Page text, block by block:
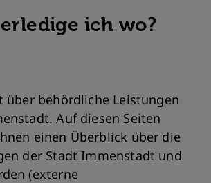
ich wo?
über behördliche Leistungen
Auf diesen Seiten
einen Überblick über die
der Stadt Immenstadt und
(externe